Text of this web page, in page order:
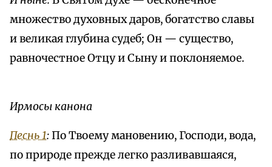
множество духовных даров, богатство славы
и великая глубина судеб; Он — существо,
равночестное Отцу и Сыну и поклоняемое.
Ирмосы канона
Песнь 1:По Твоему мановению, Господи, вода,
по природе прежде легко разливавшаяся,